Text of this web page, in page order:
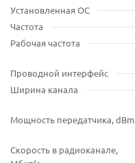
Установленная ОС
Частота
Рабочая частота
Проводной интерфейс
Ширина канала
Мощность передатчика, dBm
Скорость в радиоканале,